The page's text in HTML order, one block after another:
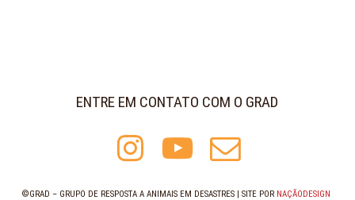
ENTRE EM CONTATO COM O GRAD
©GRAD – GRUPO DE RESPOSTA A ANIMAIS EM DESASTRES | SITE POR NAÇÃODESIGN